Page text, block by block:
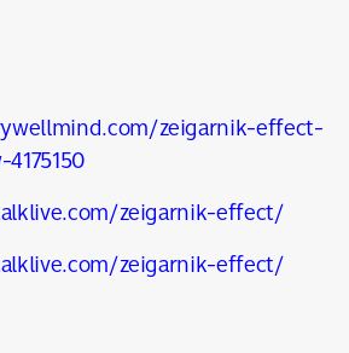
zeigarnik-effect-
zeigarnik-effect/
zeigarnik-effect/